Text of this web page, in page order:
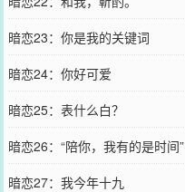
暗恋23：你是我的关键词
暗恋24：你好可爱
暗恋25：表什么白？
暗恋26：“陪你，我有的是时间”
暗恋27：我今年十九